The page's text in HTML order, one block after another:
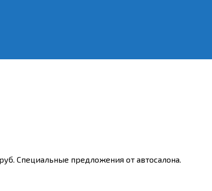
Специальные предложения от автосалона.